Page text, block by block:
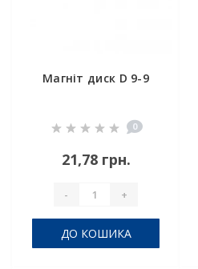
Магніт диск D 9-9
0
21,78 грн.
- +
ДО КОШИКА